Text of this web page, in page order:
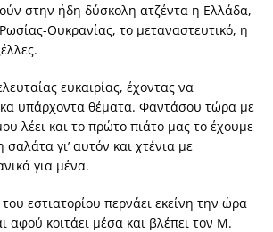
στην ήδη δύσκολη ατζέντα η Ελλάδα,
Ουκρανίας, το μεταναστευτικό, η
ευκαιρίας, έχοντας να
υπάρχοντα θέματα. Φαντάσου τώρα με
λέει και το πρώτο πιάτο μας το έχουμε
γι’ αυτόν και χτένια με
για μένα.
εστιατορίου περνάει εκείνη την ώρα
αφού κοιτάει μέσα και βλέπει τον Μ.